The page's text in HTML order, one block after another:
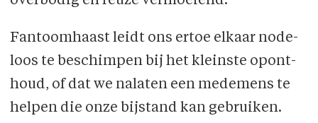
Fantoomhaast leidt ons ertoe elkaar node­
loos te beschimpen bij het kleinste opont­
houd, of dat we nalaten een medemens te
helpen die onze bijstand kan gebruiken.